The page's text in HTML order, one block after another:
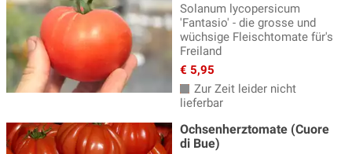
Solanum lycopersicum
'Fantasio' - die grosse und
wüchsige Fleischtomate für's
Freiland
€ 5,95
Zur Zeit leider nicht
lieferbar
Ochsenherztomate (Cuore
di Bue)